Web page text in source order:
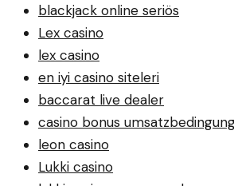
blackjack online seriös
Lex casino
lex casino
en iyi casino siteleri
baccarat live dealer
casino bonus
leon casino
Lukki casino